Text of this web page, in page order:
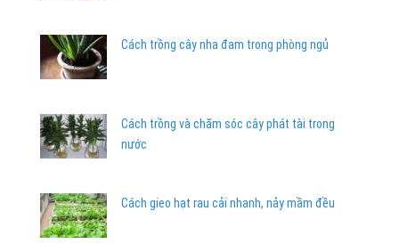
Cách trồng cây nha đam trong phòng ngủ
Cách trồng và chăm sóc cây phát tài trong
nước
Cách gieo hạt rau cải nhanh, nảy mầm đều